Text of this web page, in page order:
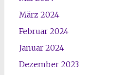
März 2024
Februar 2024
Januar 2024
Dezember 2023